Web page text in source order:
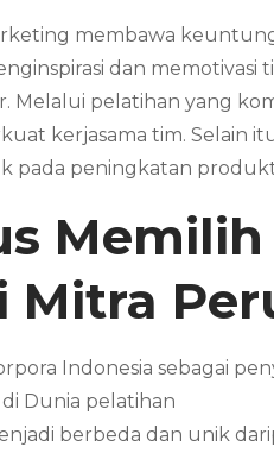
membawa
dan
Melalui pelatihan yang
kerjasama tim. Selain
pada peningkatan
Mitra
Indonesia sebagai
Dunia pelatihan
berbeda dan unik